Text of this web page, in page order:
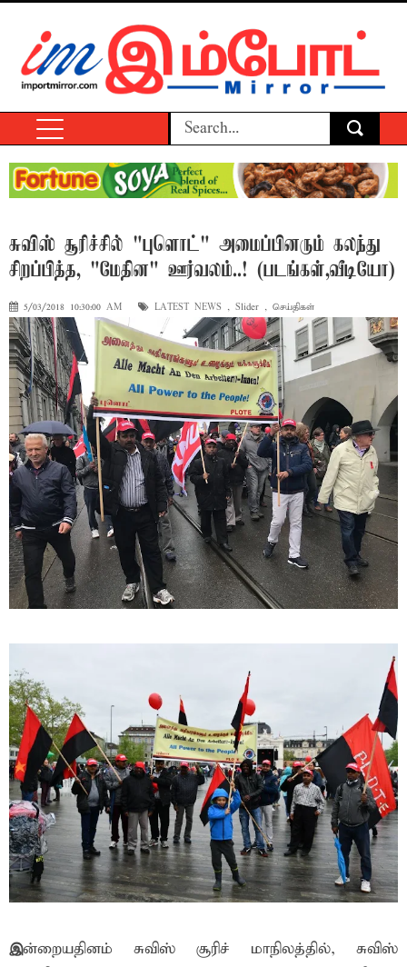
சுவிஸ் சூரிச்சில் "புளொட்" அமைப்பினரும் கலந்து
சிறப்பித்த, "மேதின" ஊர்வலம்..! (படங்கள்,வீடியோ)
5/03/2018 10:30:00 AM LATEST NEWS , Slider , செய்திகள்
இன்றையதினம் சுவிஸ் சூரிச் மாநிலத்தில், சுவிஸ்